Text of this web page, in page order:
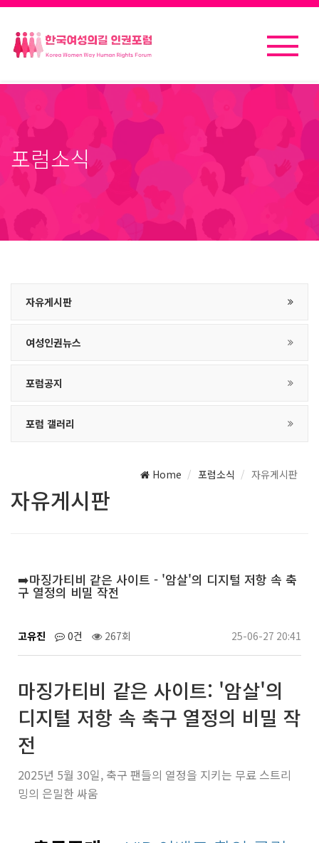
포럼소식
자유게시판
여성인권뉴스
포럼공지
포럼 갤러리
Home 포럼소식 자유게시판
자유게시판
➡️마징가티비 같은 사이트 - '암살'의 디지털 저항 속 축
구 열정의 비밀 작전
고유진 0건 267회 25-06-27 20:41
마징가티비 같은 사이트: '암살'의
디지털 저항 속 축구 열정의 비밀 작
전
2025년 5월 30일, 축구 팬들의 열정을 지키는 무료 스트리
밍의 은밀한 싸움